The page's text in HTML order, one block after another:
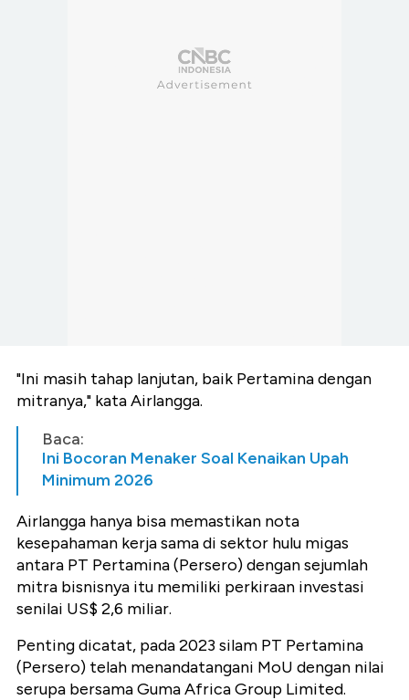
"Ini masih tahap lanjutan, baik Pertamina dengan
mitranya," kata Airlangga.
Baca:
Ini Bocoran Menaker Soal Kenaikan Upah
Minimum 2026
Airlangga hanya bisa memastikan nota
kesepahaman kerja sama di sektor hulu migas
antara PT Pertamina (Persero) dengan sejumlah
mitra bisnisnya itu memiliki perkiraan investasi
senilai US$ 2,6 miliar.
Penting dicatat, pada 2023 silam PT Pertamina
(Persero) telah menandatangani MoU dengan nilai
serupa bersama Guma Africa Group Limited.